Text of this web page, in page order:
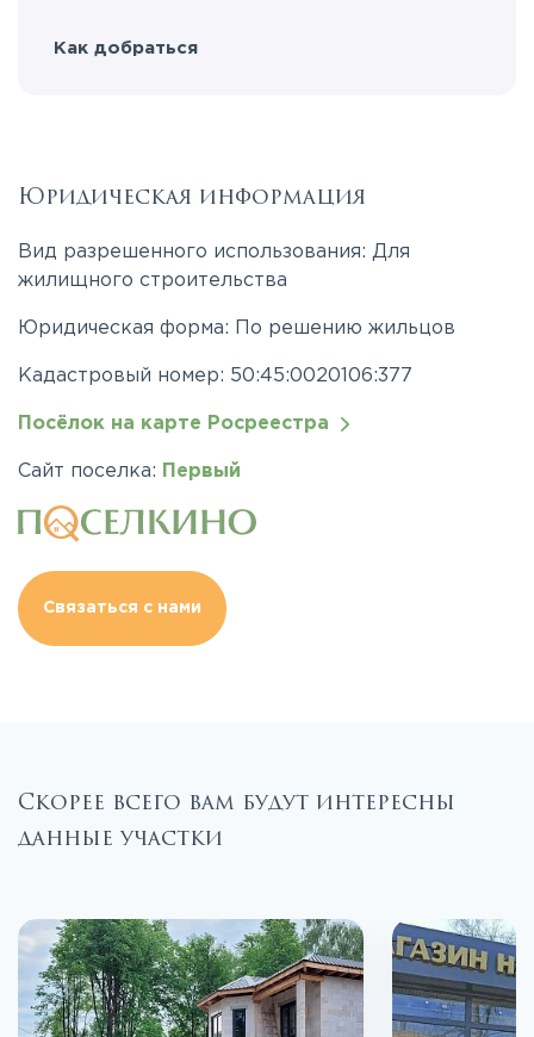
Как добраться
Юридическая информация
Вид разрешенного использования: Для
жилищного строительства
Юридическая форма: По решению жильцов
Кадастровый номер: 50:45:0020106:377
Посёлок на карте Росреестра
Сайт поселка: Первый
Связаться с нами
Скорее всего вам будут интересны
данные участки